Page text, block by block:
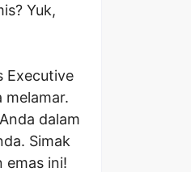
Yuk,
Executive
dalam
Simak
emas ini!